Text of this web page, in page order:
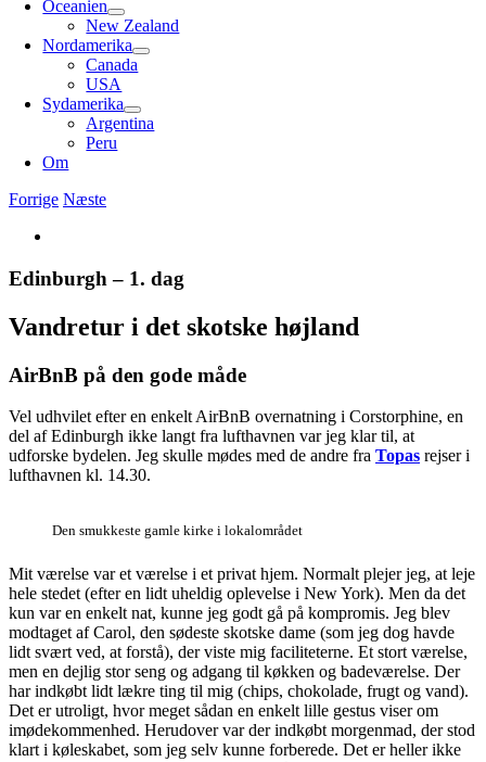
Oceanien
New Zealand
Nordamerika
Canada
USA
Sydamerika
Argentina
Peru
Om
Forrige Næste
billede
Edinburgh – 1. dag
Vandretur i det skotske højland
AirBnB på den gode måde
Vel udhvilet efter en enkelt AirBnB overnatning i Corstorphine, en
del af Edinburgh ikke langt fra lufthavnen var jeg klar til, at
udforske bydelen. Jeg skulle mødes med de andre fra Topas rejser i
lufthavnen kl. 14.30.
Den smukkeste gamle kirke i lokalområdet
Mit værelse var et værelse i et privat hjem. Normalt plejer jeg, at leje
hele stedet (efter en lidt uheldig oplevelse i New York). Men da det
kun var en enkelt nat, kunne jeg godt gå på kompromis. Jeg blev
modtaget af Carol, den sødeste skotske dame (som jeg dog havde
lidt svært ved, at forstå), der viste mig faciliteterne. Et stort værelse,
men en dejlig stor seng og adgang til køkken og badeværelse. Der
har indkøbt lidt lækre ting til mig (chips, chokolade, frugt og vand).
Det er utroligt, hvor meget sådan en enkelt lille gestus viser om
imødekommenhed. Herudover var der indkøbt morgenmad, der stod
klart i køleskabet, som jeg selv kunne forberede. Det er heller ikke